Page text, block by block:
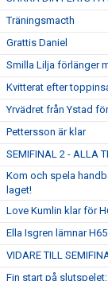
Träningsmacth
Grattis Daniel
Smilla Lilja förlänger
Kvitterat efter
Yrvädret från Ystad
Pettersson är klar
SEMIFINAL 2 - ALLA
Kom och spela
laget!
Love Kumlin klar för
Ella Isgren lämnar
VIDARE TILL
Fin start på